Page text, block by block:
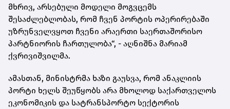
მხრივ, არსებული მოდელი მოგვცემს
შესაძლებლობას, რომ ჩვენ პორტის ოპერირებაში
უზრუნველვყოთ ჩვენი არაერთი საერთაშორისო
პარტნიორის ჩართულობა“, - აღნიშნა მარიამ
ქვრივიშვილმა.
ამასთან, მინისტრმა ხაზი გაუსვა, რომ ანაკლიის
პორტი ხელს შეუწყობს არა მხოლოდ საქართველოს
ეკონომიკის და სატრანსპორტო სექტორის